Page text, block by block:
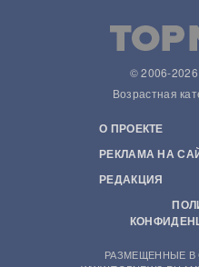
© 2006-2026
Возрастная
О ПРОЕКТЕ
РЕКЛАМА НА
РЕДАКЦИЯ
РАЗМЕЩЕННЫЕ В